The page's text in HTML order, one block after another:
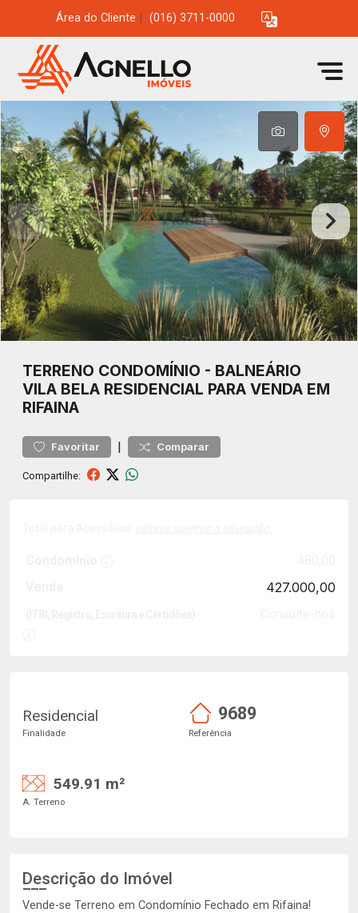
Área do Cliente (016) 3711-0000
TERRENO CONDOMÍNIO - BALNEÁRIO
VILA BELA RESIDENCIAL PARA VENDA EM
RIFAINA
Favoritar | Comparar
Compartilhe:
427.000,00
Residencial
Finalidade
9689
Referência
549.91 m²
A. Terreno
Descrição do Imóvel
Vende-se Terreno em Condomínio Fechado em Rifaina!